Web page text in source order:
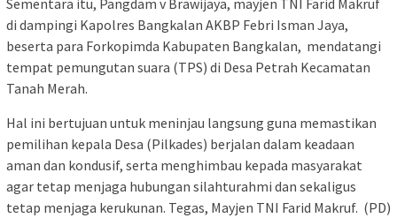
Sementara itu, Pangdam v Brawijaya, mayjen TNI Farid Makruf
di dampingi Kapolres Bangkalan AKBP Febri Isman Jaya,
beserta para Forkopimda Kabupaten Bangkalan, mendatangi
tempat pemungutan suara (TPS) di Desa Petrah Kecamatan
Tanah Merah.
Hal ini bertujuan untuk meninjau langsung guna memastikan
pemilihan kepala Desa (Pilkades) berjalan dalam keadaan
aman dan kondusif, serta menghimbau kepada masyarakat
agar tetap menjaga hubungan silahturahmi dan sekaligus
tetap menjaga kerukunan. Tegas, Mayjen TNI Farid Makruf. (PD)